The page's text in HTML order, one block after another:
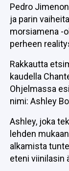
Pedro
ja parin
morsiamena -
perheen
Rakkautta
kaudella
Ohjelmassa
nimi: Ashley
Ashley, joka
lehden
alkamista
eteni viinilasin